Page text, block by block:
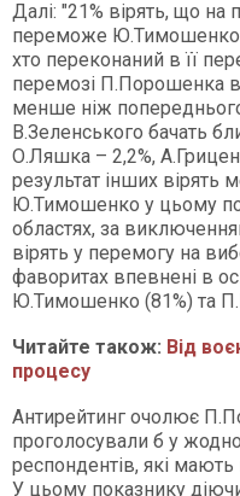
Далі: "21% вірять, що на
переможе Ю.Тимошенко.
хто переконаний в її
перемозі П.Порошенка
менше ніж
В.Зеленського бачать
О.Ляшка – 2,2%,
результат інших вірять
Ю.Тимошенко у цьому
областях, за
вірять у перемогу на
фаворитах впевнені в
Ю.Тимошенко (81%) та
Читайте також: Від
процесу
Антирейтинг очолює
проголосували б у
респондентів, які
У цьому показнику